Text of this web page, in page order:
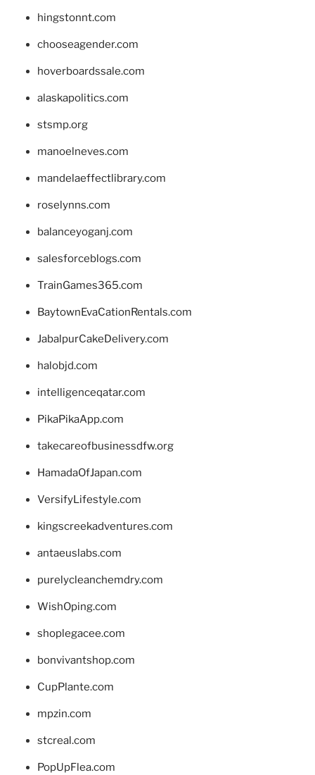
hingstonnt.com
chooseagender.com
hoverboardssale.com
alaskapolitics.com
stsmp.org
manoelneves.com
mandelaeffectlibrary.com
roselynns.com
balanceyoganj.com
salesforceblogs.com
TrainGames365.com
BaytownEvaCationRentals.com
JabalpurCakeDelivery.com
halobjd.com
intelligenceqatar.com
PikaPikaApp.com
takecareofbusinessdfw.org
HamadaOfJapan.com
VersifyLifestyle.com
kingscreekadventures.com
antaeuslabs.com
purelycleanchemdry.com
WishOping.com
shoplegacee.com
bonvivantshop.com
CupPlante.com
mpzin.com
stcreal.com
PopUpFlea.com